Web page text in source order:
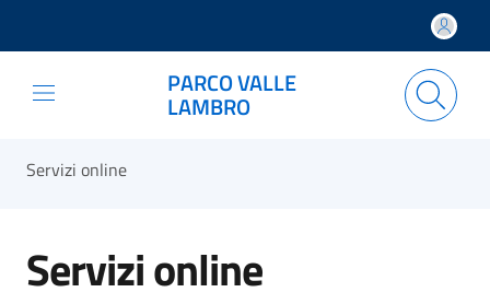
PARCO VALLE
LAMBRO
Servizi online
Servizi online